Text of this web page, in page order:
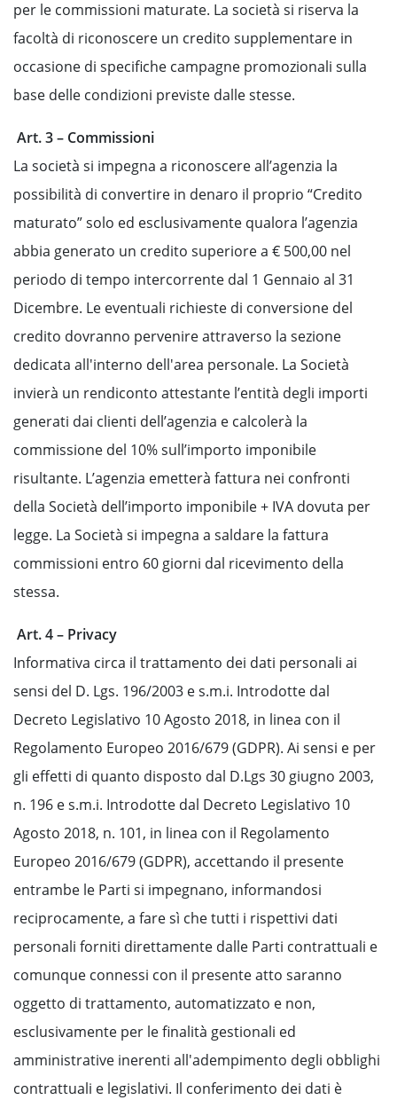
per le commissioni maturate. La società si riserva la
facoltà di riconoscere un credito supplementare in
occasione di specifiche campagne promozionali sulla
base delle condizioni previste dalle stesse.
Art. 3 – Commissioni
La società si impegna a riconoscere all’agenzia la
possibilità di convertire in denaro il proprio “Credito
maturato” solo ed esclusivamente qualora l’agenzia
abbia generato un credito superiore a € 500,00 nel
periodo di tempo intercorrente dal 1 Gennaio al 31
Dicembre. Le eventuali richieste di conversione del
credito dovranno pervenire attraverso la sezione
dedicata all'interno dell'area personale. La Società
invierà un rendiconto attestante l’entità degli importi
generati dai clienti dell’agenzia e calcolerà la
commissione del 10% sull’importo imponibile
risultante. L’agenzia emetterà fattura nei confronti
della Società dell’importo imponibile + IVA dovuta per
legge. La Società si impegna a saldare la fattura
commissioni entro 60 giorni dal ricevimento della
stessa.
Art. 4 – Privacy
Informativa circa il trattamento dei dati personali ai
sensi del D. Lgs. 196/2003 e s.m.i. Introdotte dal
Decreto Legislativo 10 Agosto 2018, in linea con il
Regolamento Europeo 2016/679 (GDPR). Ai sensi e per
gli effetti di quanto disposto dal D.Lgs 30 giugno 2003,
n. 196 e s.m.i. Introdotte dal Decreto Legislativo 10
Agosto 2018, n. 101, in linea con il Regolamento
Europeo 2016/679 (GDPR), accettando il presente
entrambe le Parti si impegnano, informandosi
reciprocamente, a fare sì che tutti i rispettivi dati
personali forniti direttamente dalle Parti contrattuali e
comunque connessi con il presente atto saranno
oggetto di trattamento, automatizzato e non,
esclusivamente per le finalità gestionali ed
amministrative inerenti all'adempimento degli obblighi
contrattuali e legislativi. Il conferimento dei dati è